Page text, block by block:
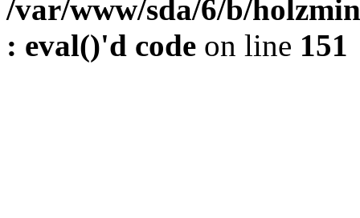
/var/www/sda/6/b/
: eval()'d code on line 151